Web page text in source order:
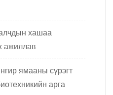
хашаа
ажиллав
ямааны сүрэгт
арга